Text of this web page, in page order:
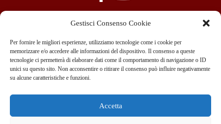
Gestisci Consenso Cookie
Per fornire le migliori esperienze, utilizziamo tecnologie come i cookie per
memorizzare e/o accedere alle informazioni del dispositivo. Il consenso a queste
tecnologie ci permetterà di elaborare dati come il comportamento di navigazione o ID
unici su questo sito. Non acconsentire o ritirare il consenso può influire negativamente
su alcune caratteristiche e funzioni.
Accetta
+39 351 970 89 33
info@teammotor.it